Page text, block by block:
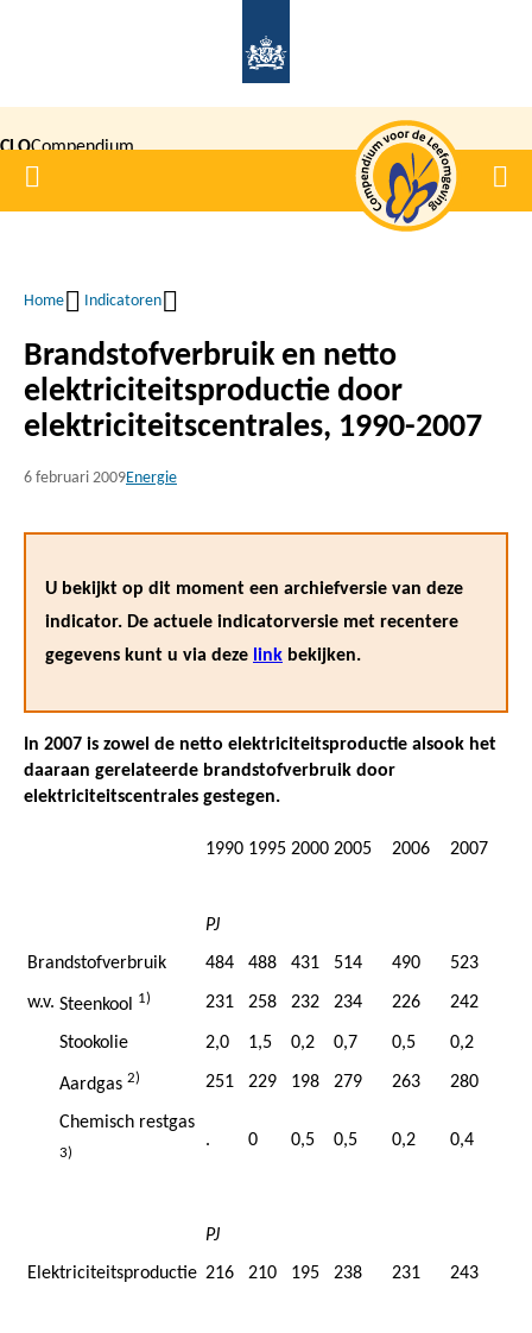
inhoud
gaan
CLOCompendium
voor de
Home
Kruimelpad
Home Indicatoren
Brandstofverbruik en netto
elektriciteitsproductie door
elektriciteitscentrales, 1990-2007
6 februari 2009Energie
U bekijkt op dit moment een archiefversie van deze
indicator. De actuele indicatorversie met recentere
gegevens kunt u via deze link bekijken.
In 2007 is zowel de netto elektriciteitsproductie alsook het
daaraan gerelateerde brandstofverbruik door
elektriciteitscentrales gestegen.
1990 1995 2000 2005 2006 2007
PJ
Brandstofverbruik
484 488 431 514 490 523
w.v. Steenkool 1) 231 258 232 234 226 242
Stookolie 2,0 1,5 0,2 0,7 0,5 0,2
Aardgas 2) 251 229 198 279 263 280
Chemisch restgas
3)
. 0 0,5 0,5 0,2 0,4
PJ
Elektriciteitsproductie 216 210 195 238 231 243